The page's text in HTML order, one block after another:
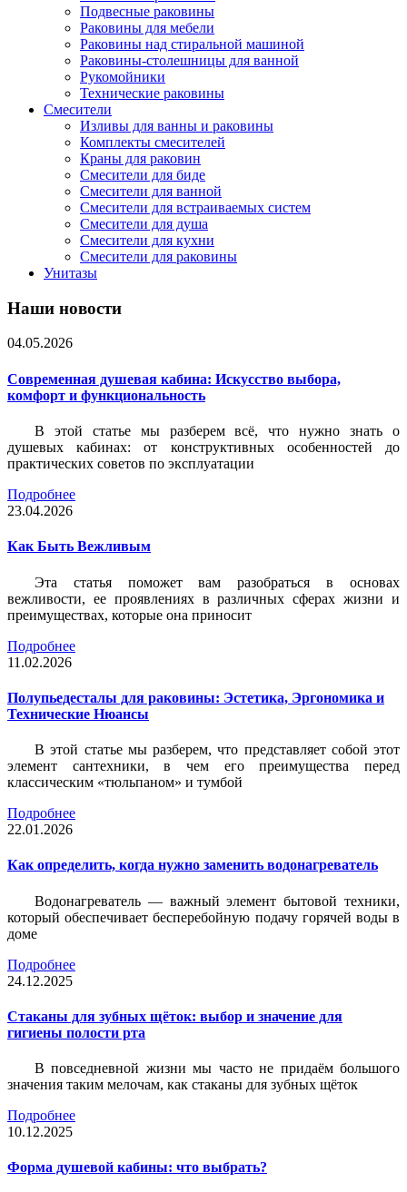
Подвесные раковины
Раковины для мебели
Раковины над стиральной машиной
Раковины-столешницы для ванной
Рукомойники
Технические раковины
Смесители
Изливы для ванны и раковины
Комплекты смесителей
Краны для раковин
Смесители для биде
Смесители для ванной
Смесители для встраиваемых систем
Смесители для душа
Смесители для кухни
Смесители для раковины
Унитазы
Наши новости
04.05.2026
Современная душевая кабина: Искусство выбора,
комфорт и функциональность
В этой статье мы разберем всё, что нужно знать о
душевых кабинах: от конструктивных особенностей до
практических советов по эксплуатации
Подробнее
23.04.2026
Как Быть Вежливым
Эта статья поможет вам разобраться в основах
вежливости, ее проявлениях в различных сферах жизни и
преимуществах, которые она приносит
Подробнее
11.02.2026
Полупьедесталы для раковины: Эстетика, Эргономика и
Технические Нюансы
В этой статье мы разберем, что представляет собой этот
элемент сантехники, в чем его преимущества перед
классическим «тюльпаном» и тумбой
Подробнее
22.01.2026
Как определить, когда нужно заменить водонагреватель
Водонагреватель — важный элемент бытовой техники,
который обеспечивает бесперебойную подачу горячей воды в
доме
Подробнее
24.12.2025
Стаканы для зубных щёток: выбор и значение для
гигиены полости рта
В повседневной жизни мы часто не придаём большого
значения таким мелочам, как стаканы для зубных щёток
Подробнее
10.12.2025
Форма душевой кабины: что выбрать?